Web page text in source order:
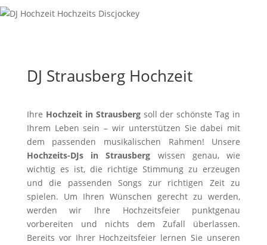
DJ Strausberg Hochzeit
Ihre Hochzeit in Strausbergsoll der schönste Tag in
Ihrem Leben sein – wir unterstützen Sie dabei mit
dem passenden musikalischen Rahmen! Unsere
Hochzeits-DJs in Strausberg wissen genau, wie
wichtig es ist, die richtige Stimmung zu erzeugen
und die passenden Songs zur richtigen Zeit zu
spielen. Um Ihren Wünschen gerecht zu werden,
werden wir Ihre Hochzeitsfeier punktgenau
vorbereiten und nichts dem Zufall überlassen.
Bereits vor Ihrer Hochzeitsfeier lernen Sie unseren